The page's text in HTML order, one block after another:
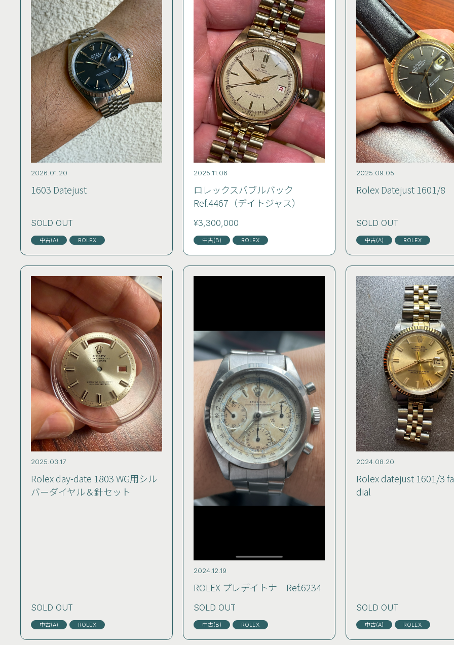
2026.01.20
1603 Datejust
SOLD OUT
中古(A) ROLEX
2025.11.06
ロレックスバブルバック
Ref.4467（デイトジャス）
¥3,300,000
中古(B) ROLEX
2025.09.05
Rolex Datejust 1601/8
SOLD OUT
中古(A) ROLEX
2025.03.17
Rolex day-date 1803 WG用シル
バーダイヤル＆針セット
SOLD OUT
中古(A) ROLEX
2024.12.19
ROLEX プレデイトナ Ref.6234
SOLD OUT
中古(B) ROLEX
2024.08.20
Rolex datejust 1601/3
dial
SOLD OUT
中古(A) ROLEX